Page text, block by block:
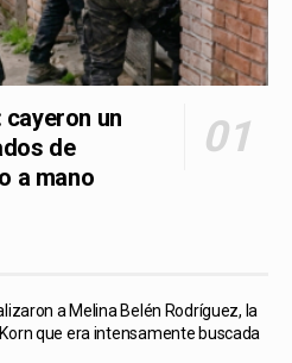
cayeron un
de
a mano
a Melina Belén Rodríguez, la
que era intensamente buscada